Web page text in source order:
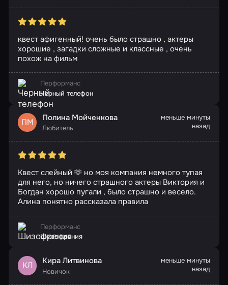
квест афигенный! очень было страшно , актеры
хорошие , загадки сложные и классные , очень
похож на фильм
Перформанс
Черный телефон
ПМ Полина Мойченкова
Любитель
меньше минуты
назад
Квест слейный 🫶 но моя компания немного тупая
для него, но ничего страшного актеры Виктория и
Богдан хорошо пугали , было страшно и весело.
Алина понятно рассказала правила
Перформанс
Шизофрения
КЛ Кира Литвинова
Новичок
меньше минуты
назад